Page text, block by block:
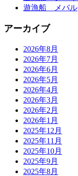
遊漁船 メバル
アーカイブ
2026年8月
2026年7月
2026年6月
2026年5月
2026年4月
2026年3月
2026年2月
2026年1月
2025年12月
2025年11月
2025年10月
2025年9月
2025年8月